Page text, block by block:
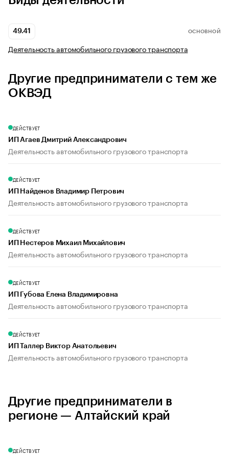
49.41 ОСНОВНОЙ
Деятельность автомобильного грузового транспорта
Другие предприниматели с тем же
ОКВЭД
ДЕЙСТВУЕТ
ИП Агаев Дмитрий Александрович
Деятельность автомобильного грузового транспорта
ДЕЙСТВУЕТ
ИП Найденов Владимир Петрович
Деятельность автомобильного грузового транспорта
ДЕЙСТВУЕТ
ИП Нестеров Михаил Михайлович
Деятельность автомобильного грузового транспорта
ДЕЙСТВУЕТ
ИП Губова Елена Владимировна
Деятельность автомобильного грузового транспорта
ДЕЙСТВУЕТ
ИП Таллер Виктор Анатольевич
Деятельность автомобильного грузового транспорта
Другие предприниматели в
регионе — Алтайский край
ДЕЙСТВУЕТ